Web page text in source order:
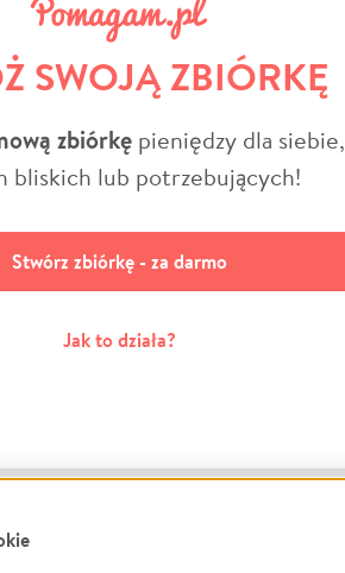
SWOJĄ ZBIÓRKĘ
zbiórkępieniędzy dla siebie,
bliskich lub potrzebujących!
Stwórz zbiórkę - za darmo
Jak to działa?